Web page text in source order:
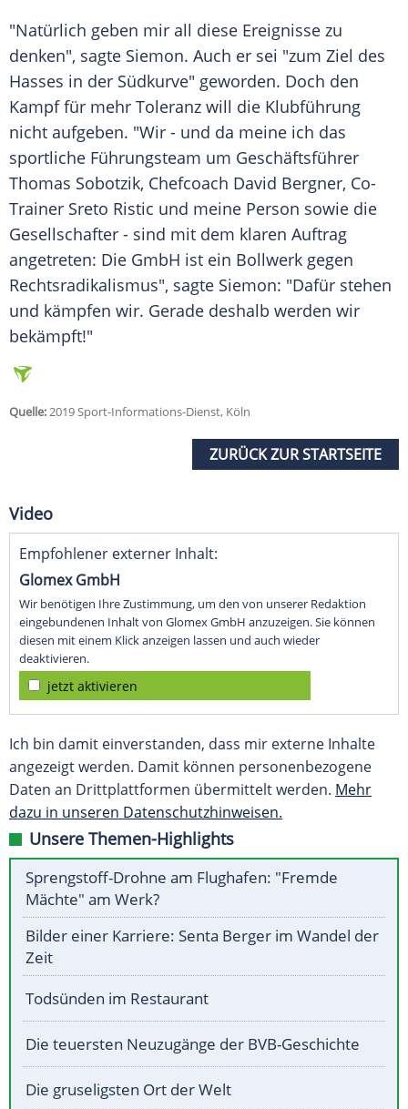
"Natürlich geben mir all diese Ereignisse zu
denken", sagte Siemon. Auch er sei "zum Ziel des
Hasses in der Südkurve" geworden. Doch den
Kampf für mehr Toleranz will die Klubführung
nicht aufgeben. "Wir - und da meine ich das
sportliche Führungsteam um Geschäftsführer
Thomas Sobotzik, Chefcoach David Bergner, Co-
Trainer Sreto Ristic und meine Person sowie die
Gesellschafter - sind mit dem klaren Auftrag
angetreten: Die GmbH ist ein Bollwerk gegen
Rechtsradikalismus", sagte Siemon: "Dafür stehen
und kämpfen wir. Gerade deshalb werden wir
bekämpft!"
Quelle:2019 Sport-Informations-Dienst, Köln
ZURÜCK ZUR STARTSEITE
Video
Empfohlener externer Inhalt:
Glomex GmbH
Wir benötigen Ihre Zustimmung, um den von unserer Redaktion
eingebundenen Inhalt von Glomex GmbH anzuzeigen. Sie können
diesen mit einem Klick anzeigen lassen und auch wieder
deaktivieren.
jetzt aktivieren
Ich bin damit einverstanden, dass mir externe Inhalte
angezeigt werden. Damit können personenbezogene
Daten an Drittplattformen übermittelt werden. Mehr
dazu in unseren Datenschutzhinweisen.
Unsere Themen-Highlights
Sprengstoff-Drohne am Flughafen: "Fremde
Mächte" am Werk?
Bilder einer Karriere: Senta Berger im Wandel der
Zeit
Todsünden im Restaurant
Die teuersten Neuzugänge der BVB-Geschichte
Die gruseligsten Ort der Welt